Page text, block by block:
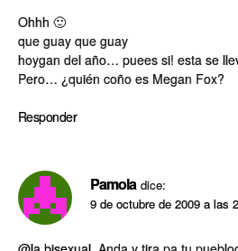
Ohhh 🙂
que guay que guay
hoygan del año… puees si! esta se
Pero… ¿quién coño es Megan Fox?
Responder
Pamola dice:
9 de octubre de 2009 a las